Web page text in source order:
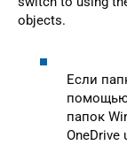
objects.
Если
помощью
папок
OneDrive